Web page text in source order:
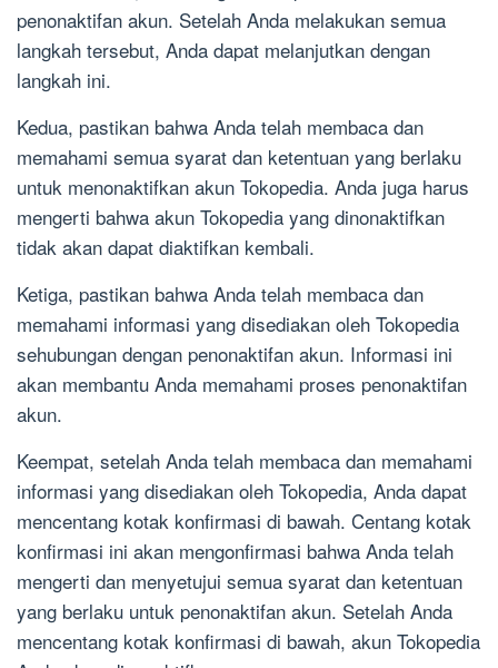
penonaktifan akun. Setelah Anda melakukan semua
langkah tersebut, Anda dapat melanjutkan dengan
langkah ini.
Kedua, pastikan bahwa Anda telah membaca dan
memahami semua syarat dan ketentuan yang berlaku
untuk menonaktifkan akun Tokopedia. Anda juga harus
mengerti bahwa akun Tokopedia yang dinonaktifkan
tidak akan dapat diaktifkan kembali.
Ketiga, pastikan bahwa Anda telah membaca dan
memahami informasi yang disediakan oleh Tokopedia
sehubungan dengan penonaktifan akun. Informasi ini
akan membantu Anda memahami proses penonaktifan
akun.
Keempat, setelah Anda telah membaca dan memahami
informasi yang disediakan oleh Tokopedia, Anda dapat
mencentang kotak konfirmasi di bawah. Centang kotak
konfirmasi ini akan mengonfirmasi bahwa Anda telah
mengerti dan menyetujui semua syarat dan ketentuan
yang berlaku untuk penonaktifan akun. Setelah Anda
mencentang kotak konfirmasi di bawah, akun Tokopedia